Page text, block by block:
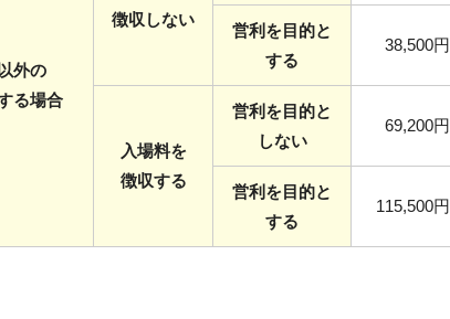
外の
る場合
徴収しない
営利を目的と
する
38,500円
入場料を
徴収する
営利を目的と
しない
69,200円
営利を目的と
する
115,500円